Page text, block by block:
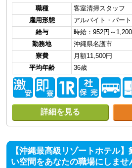
職種
客室清掃スタッフ
雇用形態
アルバイト・パート
給与
時給：952円～
勤務地
沖縄県名護市
寮費
月額11,500円
平均年齢
36歳
詳細を見る
【沖縄最高級リゾートホテル
い空間をあなたの職場にしませ